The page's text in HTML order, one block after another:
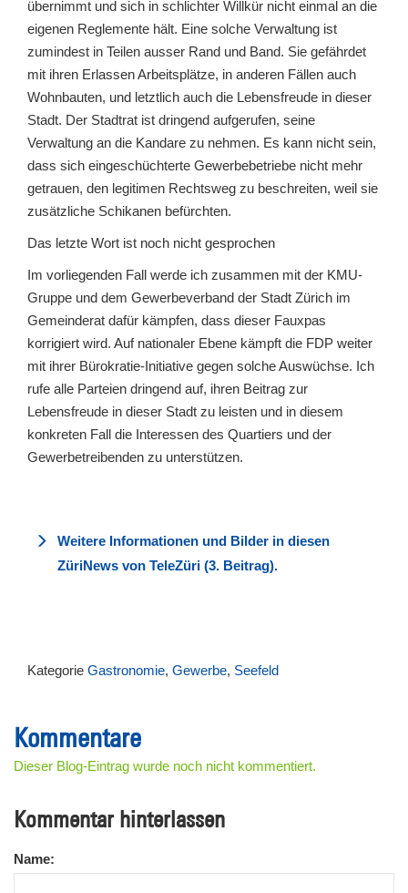
übernimmt und sich in schlichter Willkür nicht einmal an die
eigenen Reglemente hält. Eine solche Verwaltung ist
zumindest in Teilen ausser Rand und Band. Sie gefährdet
mit ihren Erlassen Arbeitsplätze, in anderen Fällen auch
Wohnbauten, und letztlich auch die Lebensfreude in dieser
Stadt. Der Stadtrat ist dringend aufgerufen, seine
Verwaltung an die Kandare zu nehmen. Es kann nicht sein,
dass sich eingeschüchterte Gewerbebetriebe nicht mehr
getrauen, den legitimen Rechtsweg zu beschreiten, weil sie
zusätzliche Schikanen befürchten.
Das letzte Wort ist noch nicht gesprochen
Im vorliegenden Fall werde ich zusammen mit der KMU-
Gruppe und dem Gewerbeverband der Stadt Zürich im
Gemeinderat dafür kämpfen, dass dieser Fauxpas
korrigiert wird. Auf nationaler Ebene kämpft die FDP weiter
mit ihrer Bürokratie-Initiative gegen solche Auswüchse. Ich
rufe alle Parteien dringend auf, ihren Beitrag zur
Lebensfreude in dieser Stadt zu leisten und in diesem
konkreten Fall die Interessen des Quartiers und der
Gewerbetreibenden zu unterstützen.
Weitere Informationen und Bilder in diesen
ZüriNews von TeleZüri (3. Beitrag).
Kategorie Gastronomie, Gewerbe, Seefeld
Kommentare
Dieser Blog-Eintrag wurde noch nicht kommentiert.
Kommentar hinterlassen
Name: